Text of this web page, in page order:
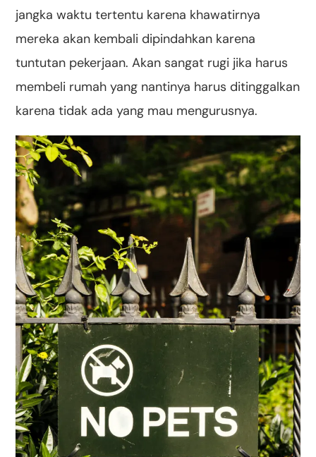
jangka waktu tertentu karena khawatirnya
mereka akan kembali dipindahkan karena
tuntutan pekerjaan. Akan sangat rugi jika harus
membeli rumah yang nantinya harus ditinggalkan
karena tidak ada yang mau mengurusnya.